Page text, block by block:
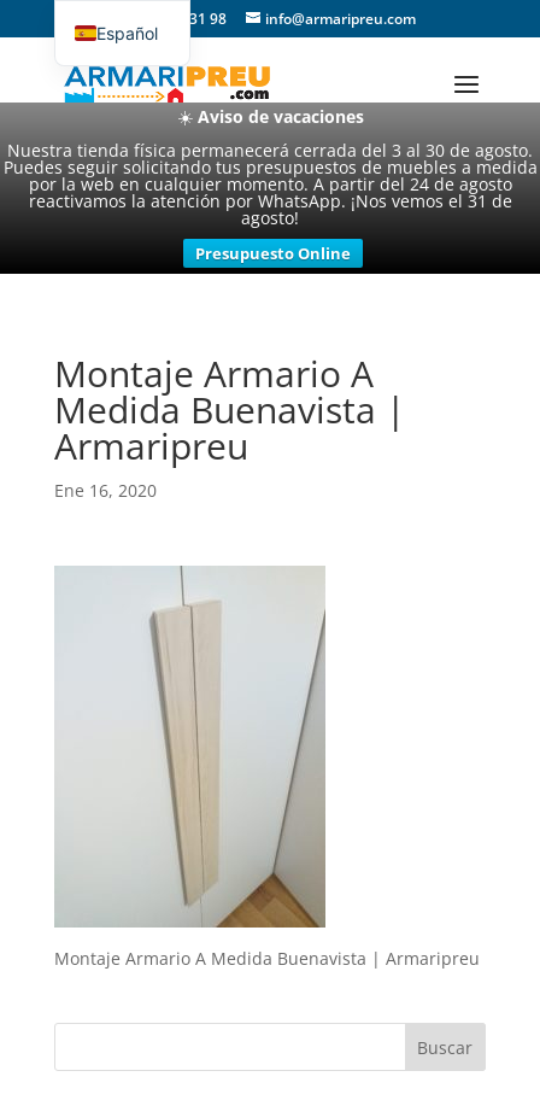
☀️ Aviso de vacaciones
Nuestra tienda física permanecerá cerrada del 3 al 30 de agosto.
Puedes seguir solicitando tus presupuestos de muebles a medida
por la web en cualquier momento. A partir del 24 de agosto
reactivamos la atención por WhatsApp. ¡Nos vemos el 31 de
agosto!
Presupuesto Online
93 357 31 98 info@armaripreu.com
Montaje Armario A
Medida Buenavista |
Armaripreu
Ene 16, 2020
Montaje Armario A Medida Buenavista | Armaripreu
Español
Català